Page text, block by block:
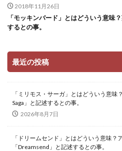
2018年11月26日
「モッキンバード」とはどういう意
するとの事。
最近の投稿
「ミリモス・サーガ」とはどういう意
Saga」と記述するとの事。
2026年8月7日
「ドリームセンド」とはどういう意味？
「Dreamsend」と記述するとの事。